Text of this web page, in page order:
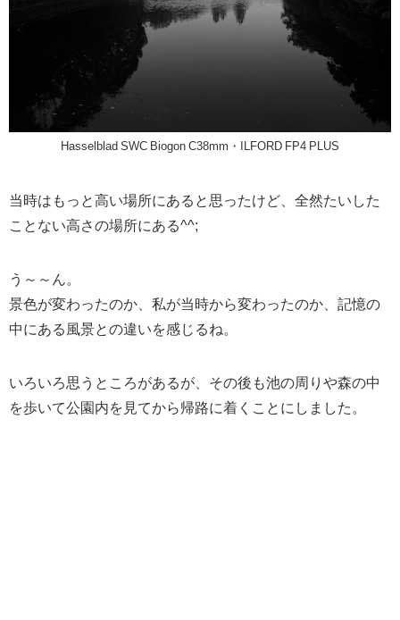
Hasselblad SWC Biogon C38mm・ILFORD FP4 PLUS
当時はもっと高い場所にあると思ったけど、全然たいした
ことない高さの場所にある^^;
う～～ん。
景色が変わったのか、私が当時から変わったのか、記憶の
中にある風景との違いを感じるね。
いろいろ思うところがあるが、その後も池の周りや森の中
を歩いて公園内を見てから帰路に着くことにしました。